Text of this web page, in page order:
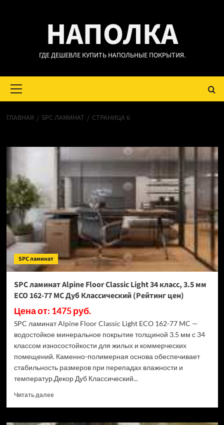
НАПОЛКА
ГДЕ ДЕШЕВЛЕ КУПИТЬ НАПОЛЬНЫЕ ПОКРЫТИЯ.
меню
ГЛАВНАЯ SPC ЛАМИНАТ СТРАНИЦА 6
SPC ламинат
SPC ламинат Alpine Floor Classic Light 34 класс, 3.5 мм
ECO 162-77 МС Дуб Классический (Рейтинг цен)
Цена от: 1475 руб.
SPC ламинат Alpine Floor Classic Light ECO 162-77 MC —
водостойкое минеральное покрытие толщиной 3.5 мм с 34
классом износостойкости для жилых и коммерческих
помещений. Каменно-полимерная основа обеспечивает
стабильность размеров при перепадах влажности и
температур.Декор Дуб Классический...
Читать далееПрочитать
SPC